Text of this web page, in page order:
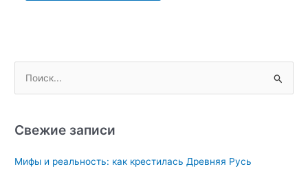
с
:
Свежие записи
Мифы и реальность: как крестилась Древняя Русь